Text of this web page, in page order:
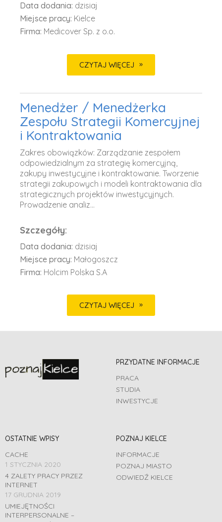
Data dodania: dzisiaj
Miejsce pracy: Kielce
Firma: Medicover Sp. z o.o.
CZYTAJ WIĘCEJ
Menedżer / Menedżerka
Zespołu Strategii Komercyjnej
i Kontraktowania
Zakres obowiązków: Zarządzanie zespołem
odpowiedzialnym za strategię komercyjną,
zakupy inwestycyjne i kontraktowanie. Tworzenie
strategii zakupowych i modeli kontraktowania dla
strategicznych projektów inwestycyjnych.
Prowadzenie analiz...
Szczegóły:
Data dodania: dzisiaj
Miejsce pracy: Małogoszcz
Firma: Holcim Polska S.A
CZYTAJ WIĘCEJ
PRZYDATNE INFORMACJE
PRACA
STUDIA
INWESTYCJE
OSTATNIE WPISY
CACHE
1 STYCZNIA 2020
4 ZALETY PRACY PRZEZ
INTERNET
17 GRUDNIA 2019
UMIEJĘTNOŚCI
INTERPERSONALNE –
POZNAJ KIELCE
INFORMACJE
POZNAJ MIASTO
ODWIEDŹ KIELCE